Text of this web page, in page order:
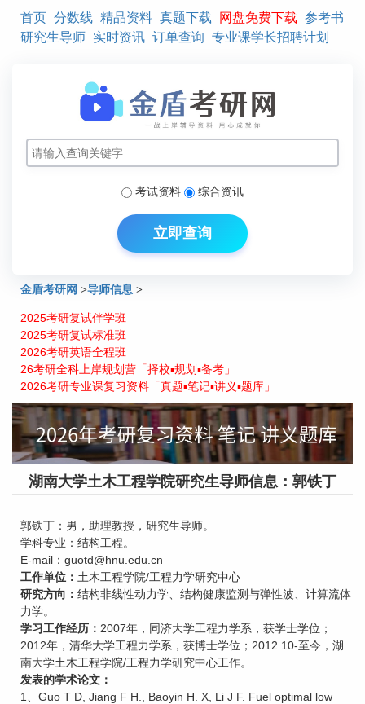
首页 分数线 精品资料 真题下载 网盘免费下载 参考书
研究生导师 实时资讯 订单查询 专业课学长招聘计划
考试资料 综合资讯
立即查询
金盾考研网 >导师信息 >
湖南大学土木工程学院研究生导师信息：郭铁丁
2025考研复试伴学班
2025考研复试标准班
2026考研英语全程班
26考研全科上岸规划营「择校▪规划▪备考」
2026考研专业课复习资料「真题▪笔记▪讲义▪题库」
湖南大学土木工程学院研究生导师信息：郭铁丁
郭铁丁：男，助理教授，研究生导师。
学科专业：结构工程。
E-mail：guotd@hnu.edu.cn
工作单位： 土木工程学院/工程力学研究中心
研究方向： 结构非线性动力学、结构健康监测与弹性波、计算流体
力学。
学习工作经历： 2007年，同济大学工程力学系，获学士学位；
2012年，清华大学工程力学系，获博士学位；2012.10-至今，湖
南大学土木工程学院/工程力学研究中心工作。
发表的学术论文：
1、Guo T D, Jiang F H., Baoyin H. X, Li J F. Fuel optimal low